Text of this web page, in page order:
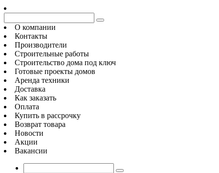
О компании
Контакты
Производители
Строительные работы
Строительство дома под ключ
Готовые проекты домов
Аренда техники
Доставка
Как заказать
Оплата
Купить в рассрочку
Возврат товара
Новости
Акции
Вакансии